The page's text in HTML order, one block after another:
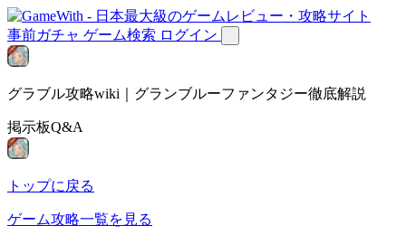
事前ガチャ ゲーム検索 ログイン
グラブル攻略wiki｜グランブルーファンタジー徹底解説
掲示板Q&A
トップに戻る
ゲーム攻略一覧を見る